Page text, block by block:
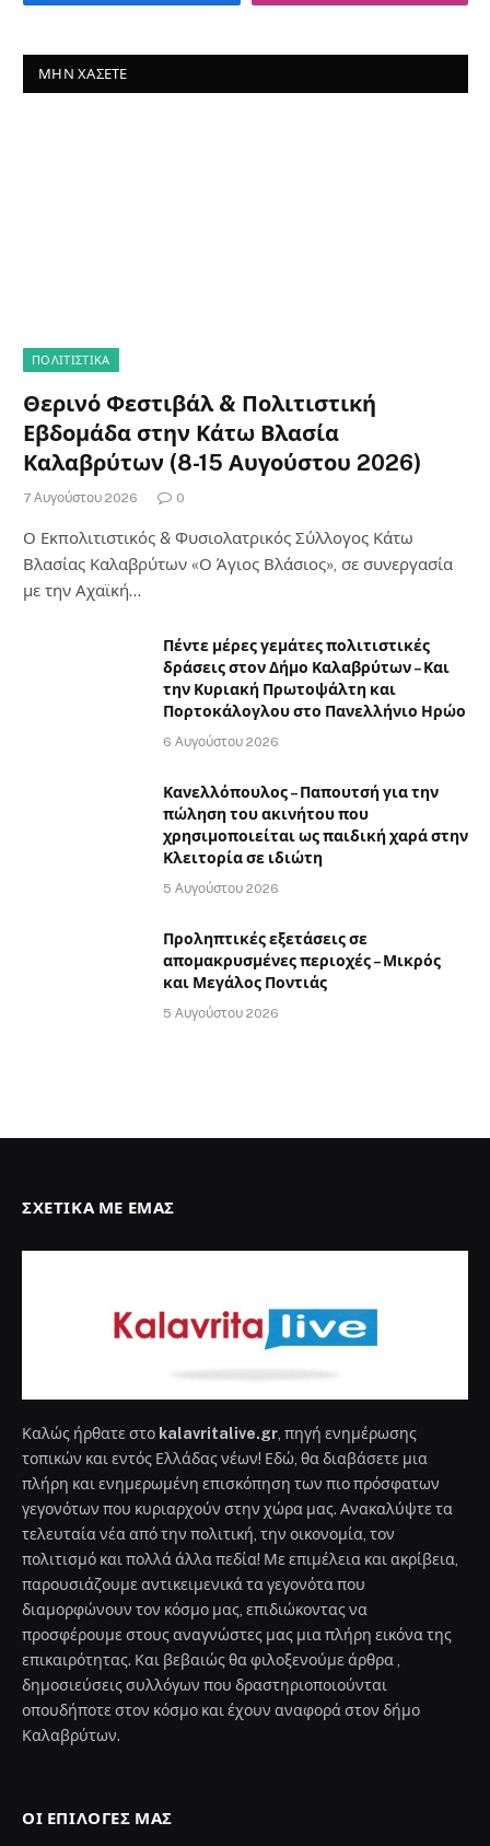
ΜΗΝ ΧΆΣΕΤΕ
ΠΟΛΙΤΙΣΤΙΚΑ
Θερινό Φεστιβάλ & Πολιτιστική
Εβδομάδα στην Κάτω Βλασία
Καλαβρύτων (8-15 Αυγούστου 2026)
7 Αυγούστου 2026 0
Ο Εκπολιτιστικός & Φυσιολατρικός Σύλλογος Κάτω
Βλασίας Καλαβρύτων «Ο Άγιος Βλάσιος», σε συνεργασία
με την Αχαϊκή…
Πέντε μέρες γεμάτες πολιτιστικές
δράσεις στον Δήμο Καλαβρύτων – Και
την Κυριακή Πρωτοψάλτη και
Πορτοκάλογλου στο Πανελλήνιο Ηρώο
6 Αυγούστου 2026
Κανελλόπουλος – Παπουτσή για την
πώληση του ακινήτου που
χρησιμοποιείται ως παιδική χαρά στην
Κλειτορία σε ιδιώτη
5 Αυγούστου 2026
Προληπτικές εξετάσεις σε
απομακρυσμένες περιοχές – Μικρός
και Μεγάλος Ποντιάς
5 Αυγούστου 2026
ΣΧΕΤΙΚΆ ΜΕ ΕΜΆΣ
Καλώς ήρθατε στο kalavritalive.gr , πηγή ενημέρωσης
τοπικών και εντός Ελλάδας νέων! Εδώ, θα διαβάσετε μια
πλήρη και ενημερωμένη επισκόπηση των πιο πρόσφατων
γεγονότων που κυριαρχούν στην χώρα μας. Ανακαλύψτε τα
τελευταία νέα από την πολιτική, την οικονομία, τον
πολιτισμό και πολλά άλλα πεδία! Με επιμέλεια και ακρίβεια,
παρουσιάζουμε αντικειμενικά τα γεγονότα που
διαμορφώνουν τον κόσμο μας, επιδιώκοντας να
προσφέρουμε στους αναγνώστες μας μια πλήρη εικόνα της
επικαιρότητας. Και βεβαιώς θα φιλοξενούμε άρθρα ,
δημοσιεύσεις συλλόγων που δραστηριοποιούνται
οπουδήποτε στον κόσμο και έχουν αναφορά στον δήμο
Καλαβρύτων.
ΟΙ ΕΠΙΛΟΓΈΣ ΜΑΣ